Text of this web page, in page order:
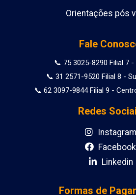
Orientações pós
Fale
📞 75 3025-8290 Filial 7
📞 31 2571-9520 Filial 8 -
📞 62 3097-9844 Filial 9 -
Redes
Instagram
Facebook
Linkedin
Formas de